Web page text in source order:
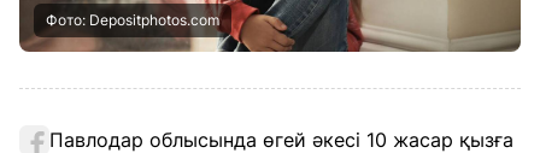
Фото: Depositphotos.com
Павлодар облысында өгей әкесі 10 жасар қызға